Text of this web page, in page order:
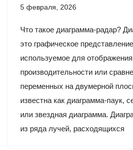
5 февраля, 2026
Что такое диаграмма-радар?
это графическое
используемое для отображения
производительности или
переменных на двумерной
известна как диаграмма-паук,
или звездная диаграмма.
из ряда лучей, расходящихся